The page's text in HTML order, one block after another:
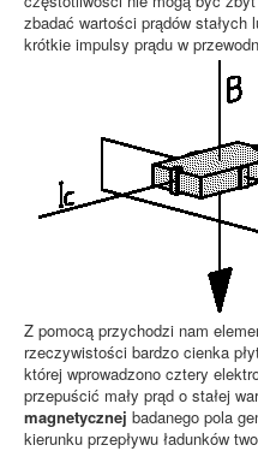
zbadać wartości prądów
krótkie impulsy prądu w
Z pomocą przychodzi nam
rzeczywistości bardzo cienka
której wprowadzono cztery
przepuścić mały prąd o stałej
magnetycznej badanego pola
kierunku przepływu ładunków